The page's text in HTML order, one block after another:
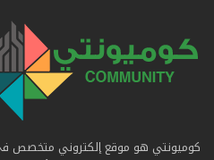
كوميونتي هو موقع إلكتروني متخصص في